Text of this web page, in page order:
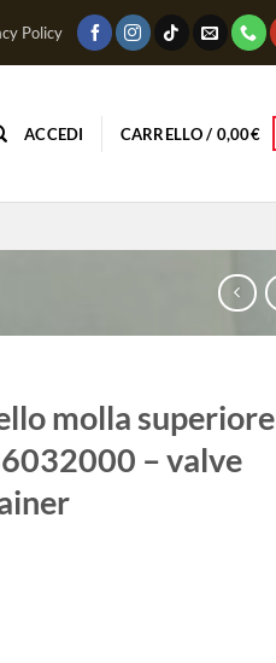
Policy
ACCEDI CARRELLO / 0,00€
molla superiore
– valve